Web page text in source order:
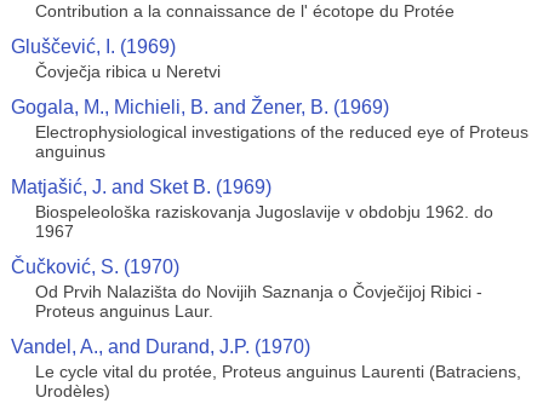
Contribution a la connaissance de l' écotope du Protée
Gluščević, I. (1969)
Čovječja ribica u Neretvi
Gogala, M., Michieli, B. and Žener, B. (1969)
Electrophysiological investigations of the reduced eye of Proteus
anguinus
Matjašić, J. and Sket B. (1969)
Biospeleološka raziskovanja Jugoslavije v obdobju 1962. do
1967
Čučković, S. (1970)
Od Prvih Nalazišta do Novijih Saznanja o Čovječijoj Ribici -
Proteus anguinus Laur.
Vandel, A., and Durand, J.P. (1970)
Le cycle vital du protée, Proteus anguinus Laurenti (Batraciens,
Urodèles)